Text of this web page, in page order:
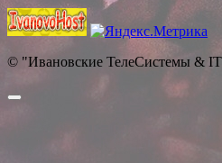
© "Ивановские ТелеСистемы &
Прокрутить